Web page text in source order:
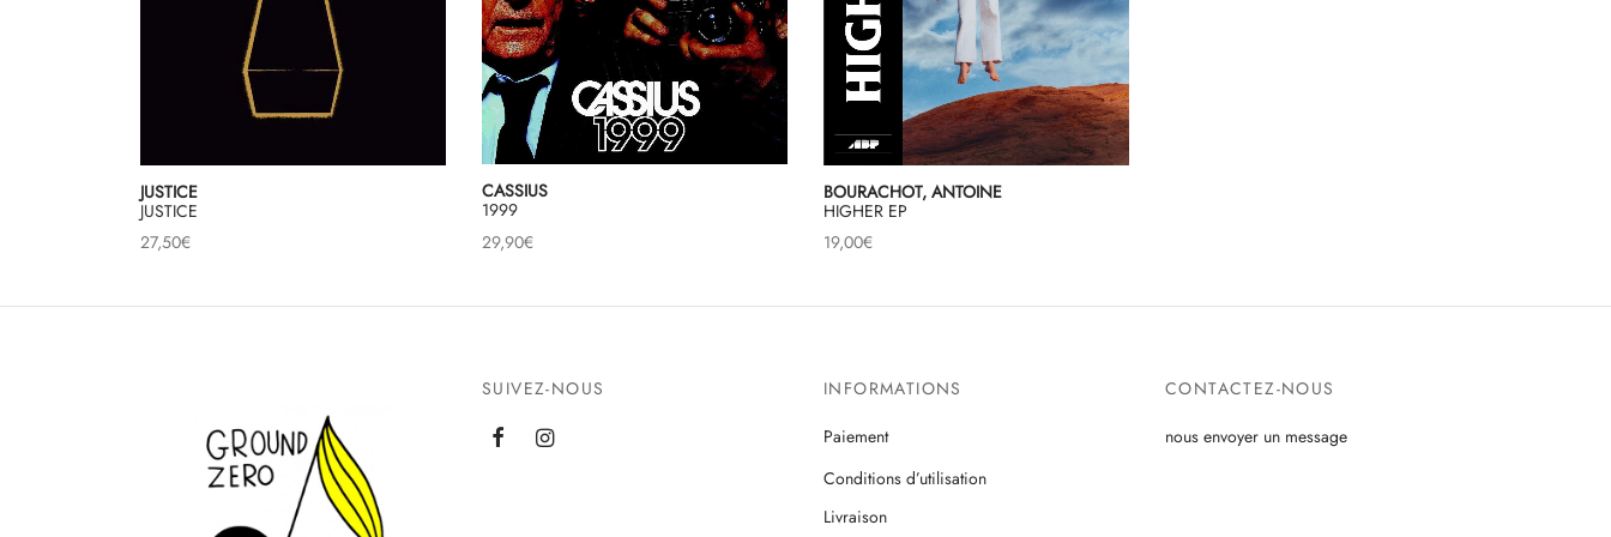
JUSTICE
JUSTICE
27,50€
CASSIUS
1999
29,90€
BOURACHOT, ANTOINE
HIGHER EP
19,00€
SUIVEZ-NOUS INFORMATIONS
Paiement
Conditions d’utilisation
Livraison
CONTACTEZ-NOUS
nous envoyer un message